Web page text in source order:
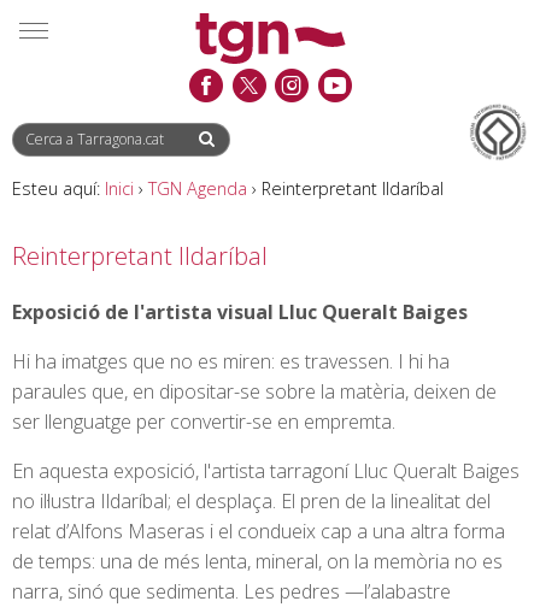
Saltar
al
Saltar
a
Informació
de
Esteu aquí: Inici › TGN Agenda › Reinterpretant Ildaríbal
Reinterpretant Ildaríbal
Exposició de l'artista visual Lluc Queralt Baiges
Hi ha imatges que no es miren: es travessen. I hi ha
paraules que, en dipositar-se sobre la matèria, deixen de
ser llenguatge per convertir-se en empremta.
En aquesta exposició, l'artista tarragoní Lluc Queralt Baiges
no il·lustra Ildaríbal; el desplaça. El pren de la linealitat del
relat d’Alfons Maseras i el condueix cap a una altra forma
de temps: una de més lenta, mineral, on la memòria no es
narra, sinó que sedimenta. Les pedres —l’alabastre